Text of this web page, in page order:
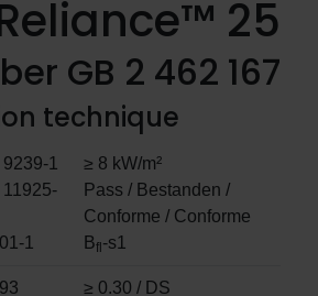
25
GB 2 462 167
technique
1
11925-
1
≥ 8 kW/m²
Pass / Bestanden /
Conforme / Conforme
Bfl -s1
≥ 0.30 / DS